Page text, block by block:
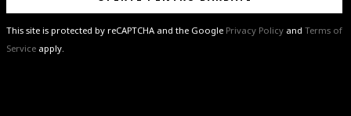
This site is protected by reCAPTCHA and the Google Privacy Policy and Terms of
Service apply.